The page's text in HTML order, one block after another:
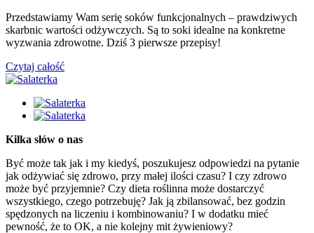
Przedstawiamy Wam serię soków funkcjonalnych – prawdziwych
skarbnic wartości odżywczych. Są to soki idealne na konkretne
wyzwania zdrowotne. Dziś 3 pierwsze przepisy!
Czytaj całość
Kilka słów o nas
Być może tak jak i my kiedyś, poszukujesz odpowiedzi na pytanie
jak odżywiać się zdrowo, przy małej ilości czasu? I czy zdrowo
może być przyjemnie? Czy dieta roślinna może dostarczyć
wszystkiego, czego potrzebuję? Jak ją zbilansować, bez godzin
spędzonych na liczeniu i kombinowaniu? I w dodatku mieć
pewność, że to OK, a nie kolejny mit żywieniowy?